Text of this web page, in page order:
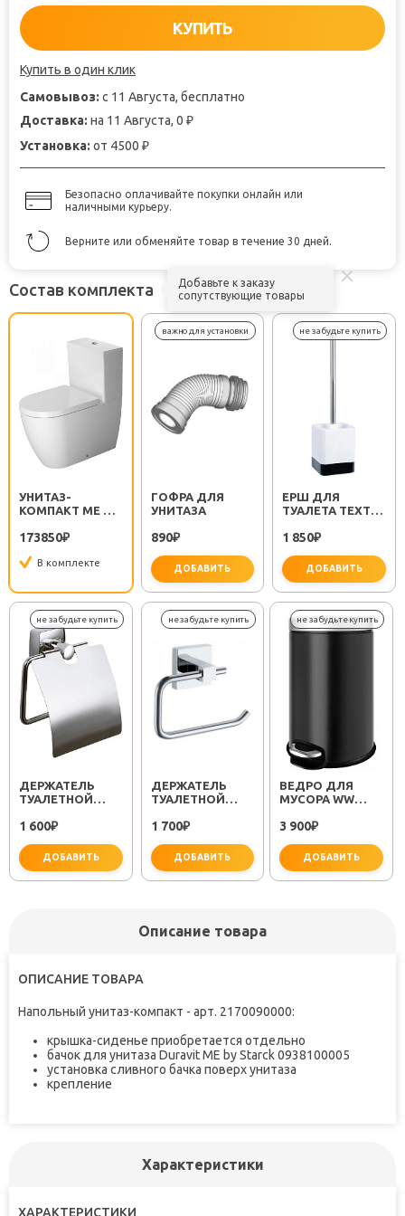
КУПИТЬ
Купить в один клик
Самовывоз: с 11 Августа, бесплатно
Доставка: на 11 Августа, 0 ₽
Установка: от 4500 ₽
Безопасно оплачивайте покупки онлайн или
наличными курьеру.
Верните или обменяйте товар в течение 30 дней.
Состав комплекта
Добавьте к заказу
сопутствующие товары
УНИТАЗ-
КОМПАКТ ME BY
2170090000
173850₽
В комплекте
важно для установки
ГОФРА ДЛЯ
УНИТАЗА
890₽
ДОБАВИТЬ
не
ЕРШ ДЛЯ
ТУАЛЕТА TEXT
1 850₽
ДОБАВИТЬ
не забудьте купить
ДЕРЖАТЕЛЬ
ТУАЛЕТНОЙ
KVADRO FX-
1 600₽
ДОБАВИТЬ
ДЕРЖАТЕЛЬ
ТУАЛЕТНОЙ
FX-11110A
1 700₽
ДОБАВИТЬ
ВЕДРО ДЛЯ
МУСОРА WW
3 900₽
ДОБАВИТЬ
Описание товара
ОПИСАНИЕ ТОВАРА
Напольный унитаз-компакт - арт. 2170090000:
крышка-сиденье приобретается отдельно
бачок для унитаза Duravit ME by Starck 0938100005
установка сливного бачка поверх унитаза
крепление
Характеристики
ХАРАКТЕРИСТИКИ